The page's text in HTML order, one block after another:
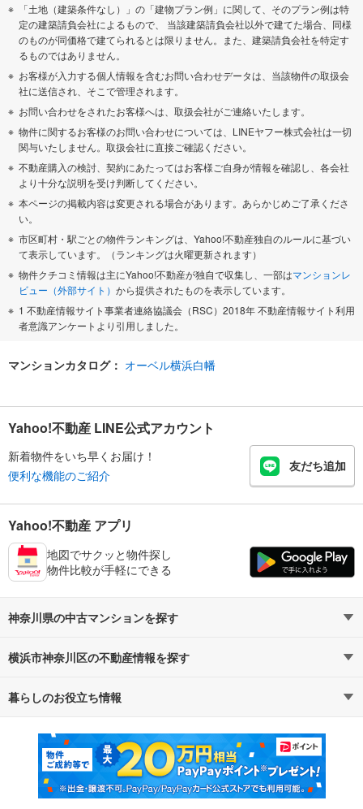
「土地（建築条件なし）」の「建物プラン例」に関して、そのプラン例は特
定の建築請負会社によるもので、 当該建築請負会社以外で建てた場合、同様
のものが同価格で建てられるとは限りません。また、建築請負会社を特定す
るものではありません。
お客様が入力する個人情報を含むお問い合わせデータは、当該物件の取扱会
社に送信され、そこで管理されます。
お問い合わせをされたお客様へは、取扱会社がご連絡いたします。
物件に関するお客様のお問い合わせについては、LINEヤフー株式会社は一切
関与いたしません。取扱会社に直接ご確認ください。
不動産購入の検討、契約にあたってはお客様ご自身が情報を確認し、各会社
より十分な説明を受け判断してください。
本ページの掲載内容は変更される場合があります。あらかじめご了承くださ
い。
市区町村・駅ごとの物件ランキングは、Yahoo!不動産独自のルールに基づい
て表示しています。（ランキングは火曜更新されます）
物件クチコミ情報は主にYahoo!不動産が独自で収集し、一部はマンションレ
ビュー（外部サイト） から提供されたものを表示しています。
1 不動産情報サイト事業者連絡協議会（RSC）2018年 不動産情報サイト利用
者意識アンケートより引用しました。
マンションカタログ： オーベル横浜白幡
Yahoo!不動産 LINE公式アカウント
新着物件をいち早くお届け！
便利な機能のご紹介
友だち追加
Yahoo!不動産 アプリ
地図でサクッと物件探し
物件比較が手軽にできる
神奈川県の中古マンションを探す
路線・駅から探す
通勤・通学時間から探す
横浜市神奈川区の不動産情報を探す
不動産・住宅
新築マンション 中古マンション
新築一戸建て 中古一戸建て
暮らしのお役立ち情報
マンションカタログ 教えて！住まいの先生